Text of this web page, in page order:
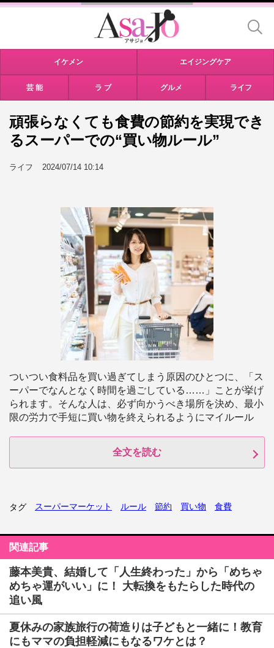
イケメン エイジングケア
芸 能 ラ ブ グルメ ライフ
頑張らなくても食費の節約を実現でき
るスーパーでの“買い物ルール”
ライフ 2024/07/14 10:14
ついつい食料品を買い過ぎてしまう原因のひとつに、「ス
ーパーでなんとなく時間を過ごしている……」ことが挙げ
られます。そんな人は、必ず向かうべき場所を決め、最小
限の労力で手短に買い物を終えられるようにマイルール
全文を読む
タグ スーパーマーケット ルール 節約 買い物 食費
関連記事
藤本美貴、結婚して「人生終わった」から「めちゃ
めちゃ運がいい」に！ 大転換をもたらした時代の
追い風
夏休みの家族旅行の荷造りは子どもと一緒に！教育
にもママの負担軽減にもなるワケとは？